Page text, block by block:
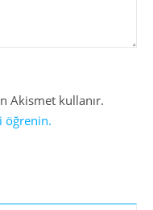
Akismet kullanır.
öğrenin.